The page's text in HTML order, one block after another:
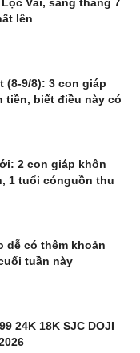
lên
(8-9/8): 3 con giáp
tiền, biết điều này có
2 con giáp khôn
1 tuổi cónguồn thu
dễ có thêm khoản
tuần này
24K 18K SJC DOJI